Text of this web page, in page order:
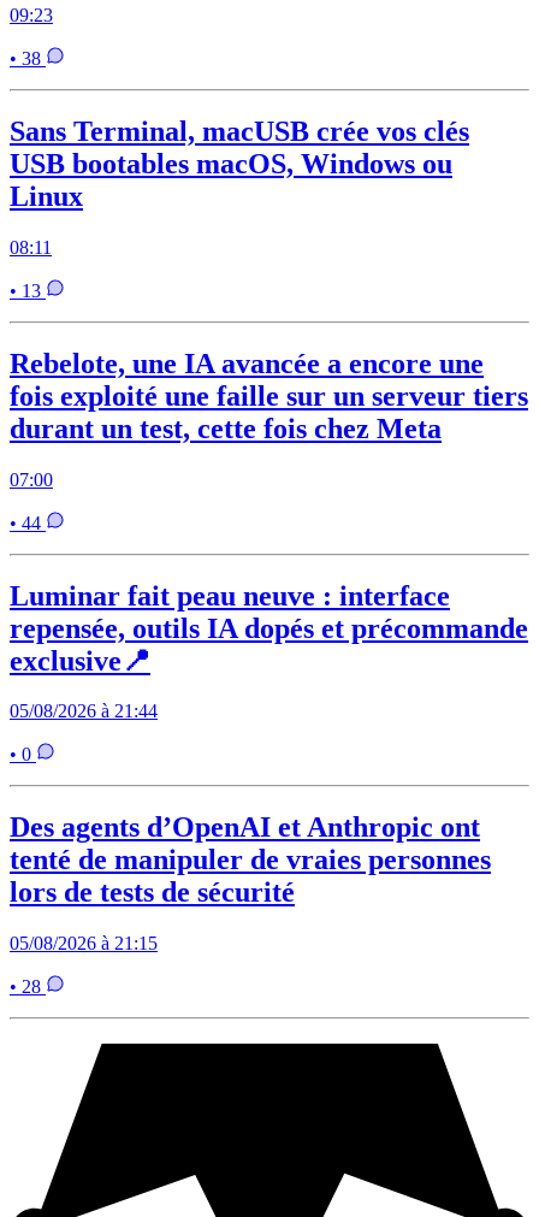
09:23
• 38
Sans Terminal, macUSB crée vos clés
USB bootables macOS, Windows ou
Linux
08:11
• 13
Rebelote, une IA avancée a encore une
fois exploité une faille sur un serveur tiers
durant un test, cette fois chez Meta
07:00
• 44
Luminar fait peau neuve : interface
repensée, outils IA dopés et précommande
exclusive📍
05/08/2026 à 21:44
• 0
Des agents d’OpenAI et Anthropic ont
tenté de manipuler de vraies personnes
lors de tests de sécurité
05/08/2026 à 21:15
• 28